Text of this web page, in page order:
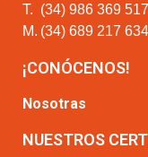
T. (34) 986 369 517
M. (34) 689 217 634
¡CONÓCENOS!
Nosotras
NUESTROS